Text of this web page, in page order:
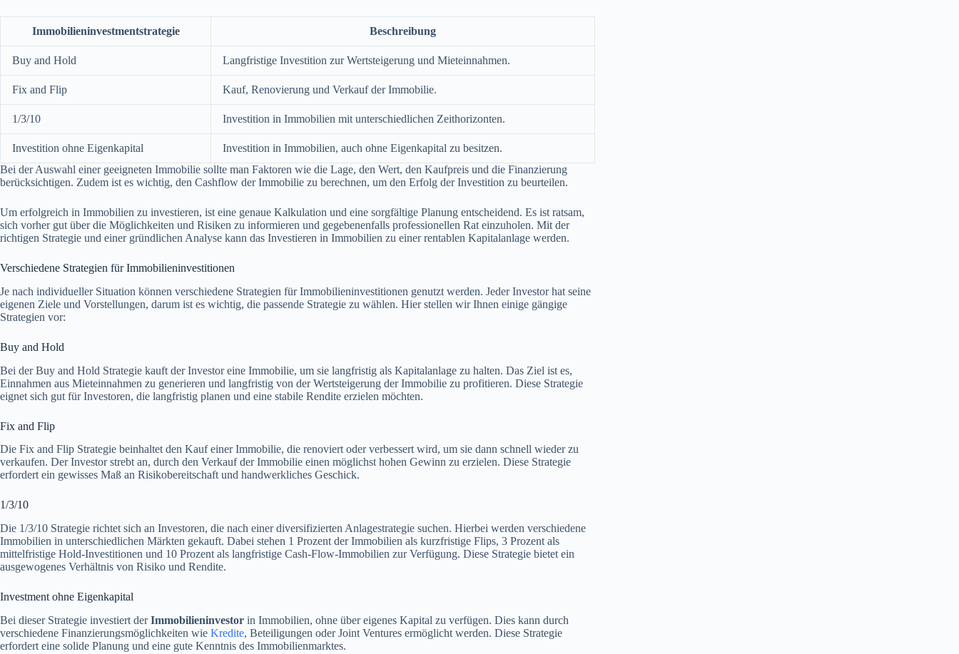
Immobilieninvestmentstrategie Beschreibung
Buy and Hold Langfristige Investition zur Wertsteigerung und Mieteinnahmen.
Fix and Flip Kauf, Renovierung und Verkauf der Immobilie.
1/3/10 Investition in Immobilien mit unterschiedlichen Zeithorizonten.
Investition ohne Eigenkapital
Investition in Immobilien, auch ohne Eigenkapital zu besitzen.
Bei der Auswahl einer geeigneten Immobilie sollte man Faktoren wie die Lage, den Wert, den Kaufpreis und die Finanzierung
berücksichtigen. Zudem ist es wichtig, den Cashflow der Immobilie zu berechnen, um den Erfolg der Investition zu beurteilen.
Um erfolgreich in Immobilien zu investieren, ist eine genaue Kalkulation und eine sorgfältige Planung entscheidend. Es ist ratsam,
sich vorher gut über die Möglichkeiten und Risiken zu informieren und gegebenenfalls professionellen Rat einzuholen. Mit der
richtigen Strategie und einer gründlichen Analyse kann das Investieren in Immobilien zu einer rentablen Kapitalanlage werden.
Verschiedene Strategien für Immobilieninvestitionen
Je nach individueller Situation können verschiedene Strategien für Immobilieninvestitionen genutzt werden. Jeder Investor hat seine
eigenen Ziele und Vorstellungen, darum ist es wichtig, die passende Strategie zu wählen. Hier stellen wir Ihnen einige gängige
Strategien vor:
Buy and Hold
Bei der Buy and Hold Strategie kauft der Investor eine Immobilie, um sie langfristig als Kapitalanlage zu halten. Das Ziel ist es,
Einnahmen aus Mieteinnahmen zu generieren und langfristig von der Wertsteigerung der Immobilie zu profitieren. Diese Strategie
eignet sich gut für Investoren, die langfristig planen und eine stabile Rendite erzielen möchten.
Fix and Flip
Die Fix and Flip Strategie beinhaltet den Kauf einer Immobilie, die renoviert oder verbessert wird, um sie dann schnell wieder zu
verkaufen. Der Investor strebt an, durch den Verkauf der Immobilie einen möglichst hohen Gewinn zu erzielen. Diese Strategie
erfordert ein gewisses Maß an Risikobereitschaft und handwerkliches Geschick.
1/3/10
Die 1/3/10 Strategie richtet sich an Investoren, die nach einer diversifizierten Anlagestrategie suchen. Hierbei werden verschiedene
Immobilien in unterschiedlichen Märkten gekauft. Dabei stehen 1 Prozent der Immobilien als kurzfristige Flips, 3 Prozent als
mittelfristige Hold-Investitionen und 10 Prozent als langfristige Cash-Flow-Immobilien zur Verfügung. Diese Strategie bietet ein
ausgewogenes Verhältnis von Risiko und Rendite.
Investment ohne Eigenkapital
Bei dieser Strategie investiert derImmobilieninvestor in Immobilien, ohne über eigenes Kapital zu verfügen. Dies kann durch
verschiedene Finanzierungsmöglichkeiten wie Kredite, Beteiligungen oder Joint Ventures ermöglicht werden. Diese Strategie
erfordert eine solide Planung und eine gute Kenntnis des Immobilienmarktes.